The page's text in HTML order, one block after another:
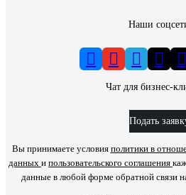
Наши
Чат для бизнес-
Подать
Вы принимаете условия политики в
данных и пользовательского соглашения
данные в любой форме обратной связи